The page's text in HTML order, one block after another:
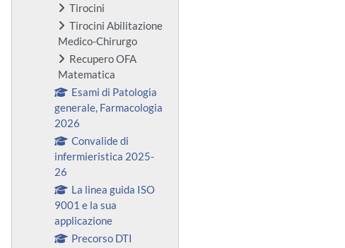
Tirocini
Tirocini Abilitazione
Medico-Chirurgo
Recupero OFA
Matematica
Esami di Patologia
generale, Farmacologia
2026
Convalide di
infermieristica 2025-
26
La linea guida ISO
9001 e la sua
applicazione
Precorso DTI